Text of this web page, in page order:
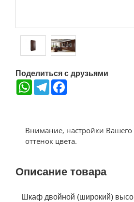
Поделиться с друзьями
WhatsAppTelegram
Внимание, настройки Вашего
оттенок цвета.
Описание товара
Шкаф двойной (широкий)